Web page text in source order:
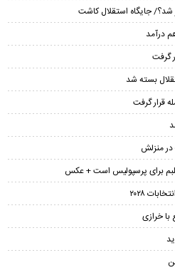
شد؟/ جایگاه استقلال کاشت
درآمد
گرفت
بسته شد
قرار گرفت
در منزلش
برای پرسپولیس است + عکس
۲۰۲۸
با خرازی